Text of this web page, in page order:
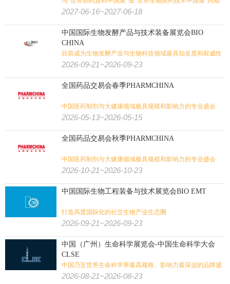
举办
2027-06-16~2027-06-18
中国国际生物发酵产品与技术装备展览会BIO
CHINA
目前成为生物发酵产业与生物科技领域最具知名度和权威性
的展览会
2026-09-21~2026-09-23
全国药品交易会春季PHARMCHINA
中国医药制剂与大健康领域极具规模和影响力的专业盛会
2026-05-13~2026-05-15
全国药品交易会秋季PHARMCHINA
中国医药制剂与大健康领域极具规模和影响力的专业盛会
2026-10-21~2026-10-23
中国国际生物工程装备与技术展览会BIO EMT
打造高度国际化的社交生物产业生态圈
2026-09-21~2026-09-23
中国（广州）生命科学展览会-中国生命科学大会
CLSE
中国乃至世界生命科学界最高规格、影响力最深远的品牌盛
会
2026-08-21~2026-08-23